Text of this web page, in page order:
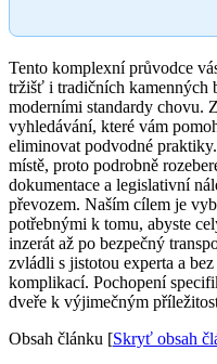
Tento komplexní průvodce
tržišť i tradičních kamenných
moderními standardy chovu.
vyhledávání, které vám
eliminovat podvodné
místě, proto podrobně
dokumentace a legislativní
převozem. Naším cílem je
potřebnými k tomu, abyste
inzerát až po bezpečný
zvládli s jistotou experta a
komplikací. Pochopení
dveře k výjimečným
Obsah článku [Skryť obsah